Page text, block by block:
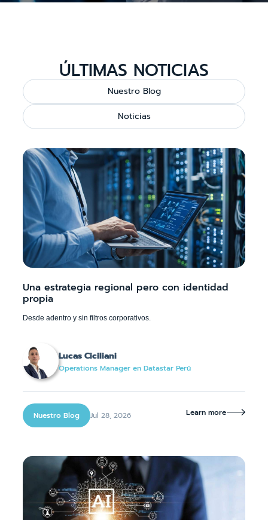
ÚLTIMAS NOTICIAS
Nuestro Blog
Noticias
Una estrategia regional pero con identidad
propia
Desde adentro y sin filtros corporativos.
Lucas Ciciliani
Operations Manager en Datastar Perú
Nuestro Blog Jul 28, 2026 Learn more